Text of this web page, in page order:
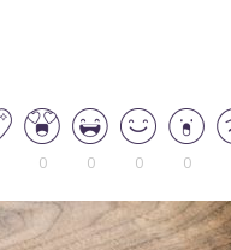
0 0 0 0